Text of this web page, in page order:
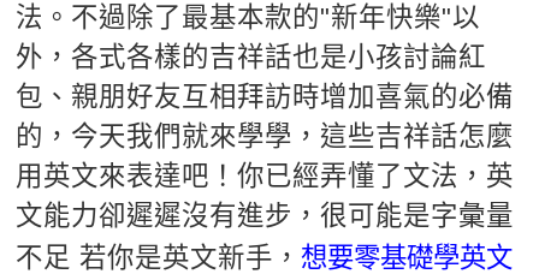
法。不過除了最基本款的"新年快樂"以
外，各式各樣的吉祥話也是小孩討論紅
包、親朋好友互相拜訪時增加喜氣的必備
的，今天我們就來學學，這些吉祥話怎麼
用英文來表達吧！你已經弄懂了文法，英
文能力卻遲遲沒有進步，很可能是字彙量
不足 若你是英文新手， 想要零基礎學英文